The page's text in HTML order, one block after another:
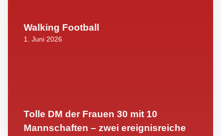
Walking Football
1. Juni 2026
Tolle DM der Frauen 30 mit 10
Mannschaften – zwei ereignisreiche